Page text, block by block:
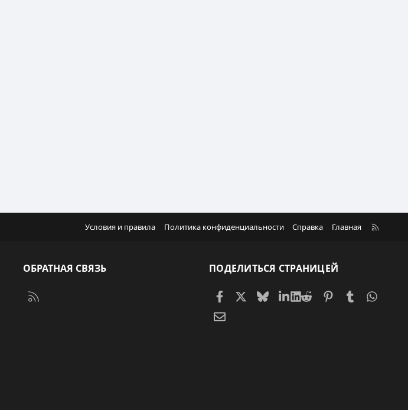
Условия и правила Политика конфиденциальности Справка Главная
ОБРАТНАЯ СВЯЗЬ ПОДЕЛИТЬСЯ СТРАНИЦЕЙ
FacebookX (Twitter)
BlueskyLinkedIn
Reddit PinterestTumblr
Электронная почта